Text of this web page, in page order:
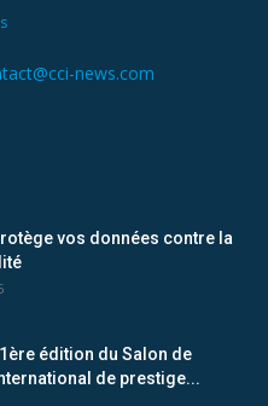
news.com
vos données contre la
édition du Salon de
de prestige...